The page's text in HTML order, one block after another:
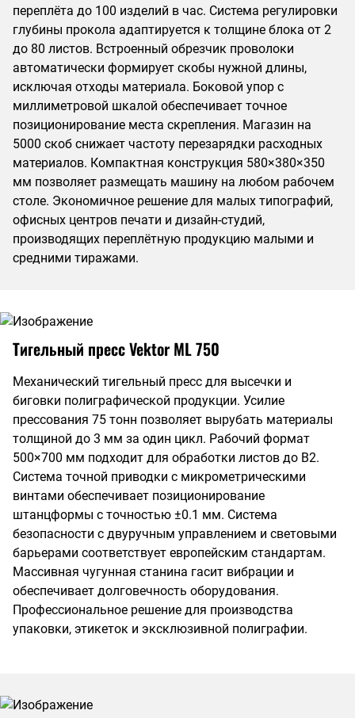
переплёта до 100 изделий в час. Система регулировки
глубины прокола адаптируется к толщине блока от 2
до 80 листов. Встроенный обрезчик проволоки
автоматически формирует скобы нужной длины,
исключая отходы материала. Боковой упор с
миллиметровой шкалой обеспечивает точное
позиционирование места скрепления. Магазин на
5000 скоб снижает частоту перезарядки расходных
материалов. Компактная конструкция 580×380×350
мм позволяет размещать машину на любом рабочем
столе. Экономичное решение для малых типографий,
офисных центров печати и дизайн-студий,
производящих переплётную продукцию малыми и
средними тиражами.
Тигельный пресс Vektor ML 750
Механический тигельный пресс для высечки и
биговки полиграфической продукции. Усилие
прессования 75 тонн позволяет вырубать материалы
толщиной до 3 мм за один цикл. Рабочий формат
500×700 мм подходит для обработки листов до В2.
Система точной приводки с микрометрическими
винтами обеспечивает позиционирование
штанцформы с точностью ±0.1 мм. Система
безопасности с двуручным управлением и световыми
барьерами соответствует европейским стандартам.
Массивная чугунная станина гасит вибрации и
обеспечивает долговечность оборудования.
Профессиональное решение для производства
упаковки, этикеток и эксклюзивной полиграфии.